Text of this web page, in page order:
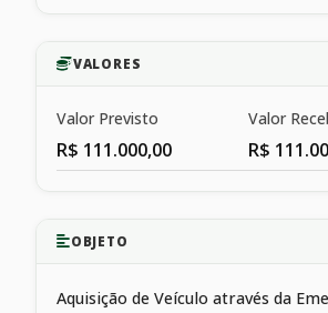
VALORES
Valor Previsto
R$ 111.000,00
Valor
R$
OBJETO
Aquisição de Veículo através da